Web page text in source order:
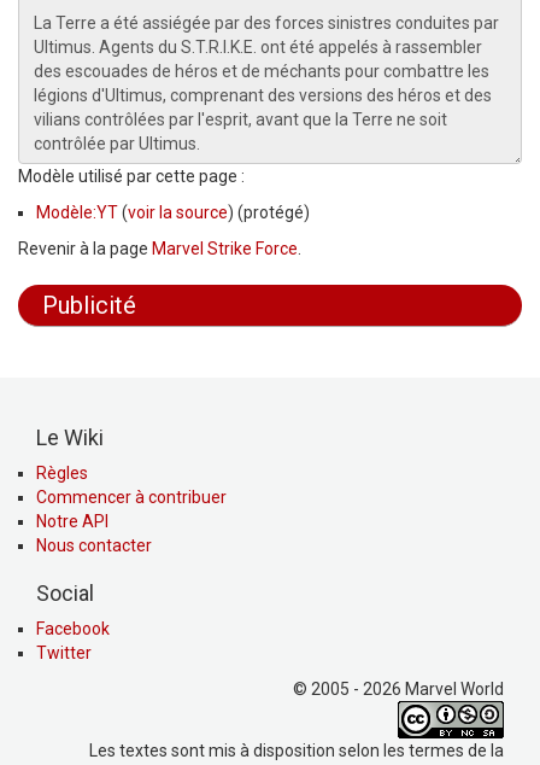
Modèle utilisé par cette page :
Modèle:YT(voir la source) (protégé)
Revenir à la page Marvel Strike Force.
Publicité
Le Wiki
Règles
Commencer à contribuer
Notre API
Nous contacter
Social
Facebook
Twitter
© 2005 - 2026 Marvel World
Les textes sont mis à disposition selon les termes de la